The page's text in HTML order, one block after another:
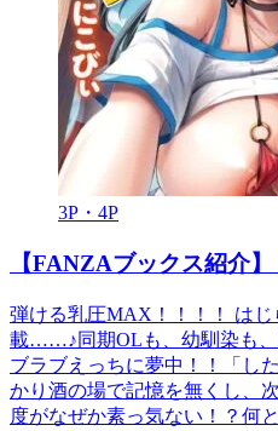
3P・4P
【FANZAブックス紹介
弾ける乳圧MAX！！！！ は
載……♪同期OLも、幼馴染も、
ブラブえっちに夢中！！「し
かり酒の場で記憶を無くし、
度がなぜか素っ気ない！？何